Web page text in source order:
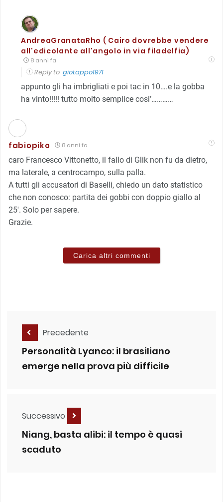
AndreaGranataRho ( Cairo dovrebbe vendere
all'edicolante all'angolo in via filadelfia)
8 anni fa
Reply to giotappo1971
appunto gli ha imbrigliati e poi tac in 10….e la gobba
ha vinto!!!!! tutto molto semplice cosi’…………
fabiopiko 8 anni fa
caro Francesco Vittonetto, il fallo di Glik non fu da dietro,
ma laterale, a centrocampo, sulla palla.
A tutti gli accusatori di Baselli, chiedo un dato statistico
che non conosco: partita dei gobbi con doppio giallo al
25′. Solo per sapere.
Grazie.
Carica altri commenti
Precedente
Personalità Lyanco: il brasiliano
emerge nella prova più difficile
Successivo
Niang, basta alibi: il tempo è quasi
scaduto